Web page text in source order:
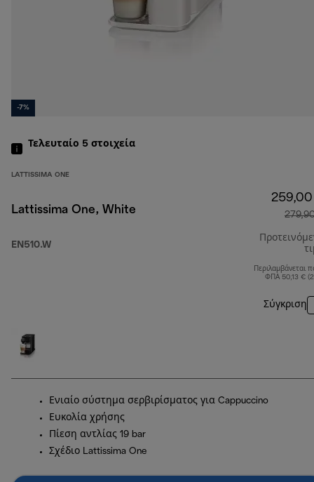
-7%
Τελευταίο 5 στοιχεία
LATTISSIMA ONE
Lattissima One, White
EN510.W
Περιλαμβάνεται
ΦΠΑ 50,13 €
Σύγκριση
Ενιαίο σύστημα σερβιρίσματος για Cappuccino
Ευκολία χρήσης
Πίεση αντλίας 19 bar
Σχέδιο Lattissima One